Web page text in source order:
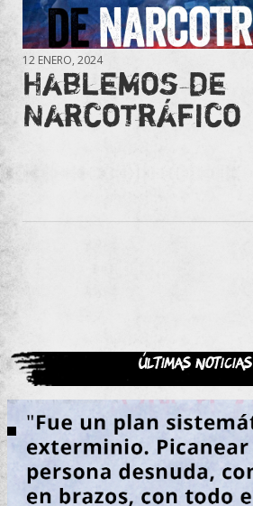
12 ENERO, 2024
Hablemos de
Narcotráfico
Últimas noticias